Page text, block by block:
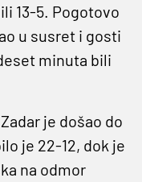
13-5. Pogotovo
u susret i gosti
minuta bili
je došao do
je 22-12, dok je
na odmor